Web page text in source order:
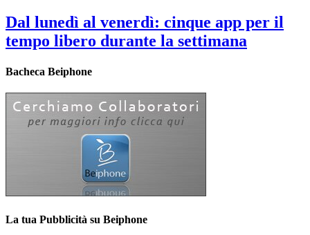
Dal lunedì al venerdì: cinque app per il
tempo libero durante la settimana
Bacheca Beiphone
La tua Pubblicità su Beiphone